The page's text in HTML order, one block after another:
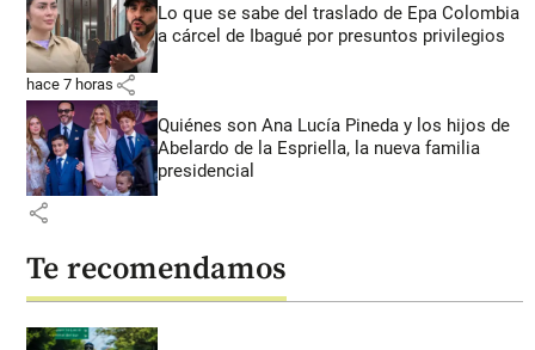
Lo que se sabe del traslado de Epa Colombia
a cárcel de Ibagué por presuntos privilegios
hace 7 horas share
Quiénes son Ana Lucía Pineda y los hijos de
Abelardo de la Espriella, la nueva familia
presidencial
share
Te recomendamos